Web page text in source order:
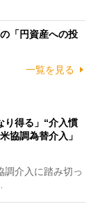
「円資産への投
一覧を見る
り得る」“介入慣
協調為替介入」
介入に踏み切っ